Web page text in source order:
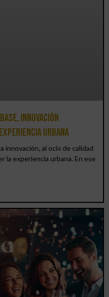
innovación
urbana
innovación, al ocio de calidad
la experiencia urbana. En ese